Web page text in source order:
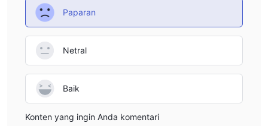
Paparan
Netral
Baik
Konten yang ingin Anda komentari